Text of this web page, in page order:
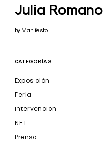
Julia Romano
by Manifesto
CATEGORÍAS
Exposición
Feria
Intervención
NFT
Prensa